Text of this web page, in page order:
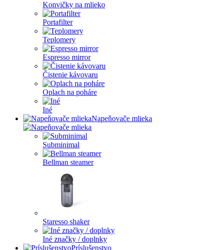
Konvičky na mlieko
Portafilter
Teplomery
Espresso mirror
Čistenie kávovaru
Oplach na poháre
Iné
Napeňovače mlieka
Subminimal
Bellman steamer
Staresso shaker
Iné značky / doplnky
Príslušenstvo